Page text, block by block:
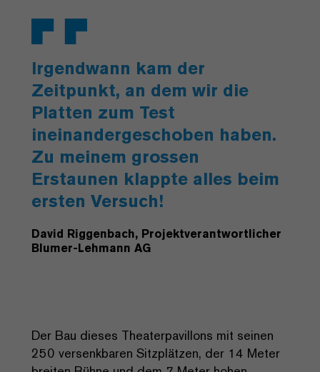
Irgendwann kam der
Zeitpunkt, an dem wir die
Platten zum Test
ineinandergeschoben haben.
Zu meinem grossen
Erstaunen klappte alles beim
ersten Versuch!
David Riggenbach, Projektverantwortlicher
Blumer-Lehmann AG
Der Bau dieses Theaterpavillons mit seinen
250 versenkbaren Sitzplätzen, der 14 Meter